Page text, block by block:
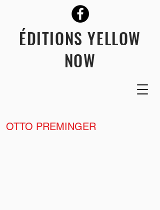
ÉDITIONS YELLOW
NOW
OTTO PREMINGER